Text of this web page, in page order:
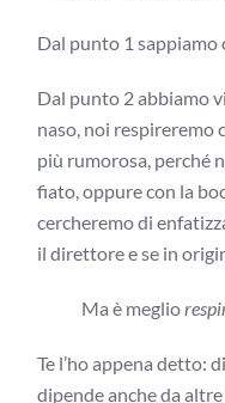
Dal punto 1 sappiamo
Dal punto 2 abbiamo
naso, noi respireremo
più rumorosa, perché
fiato, oppure con la
cercheremo di
il direttore e se in
Ma è meglio
Te l’ho appena detto:
dipende anche da altre